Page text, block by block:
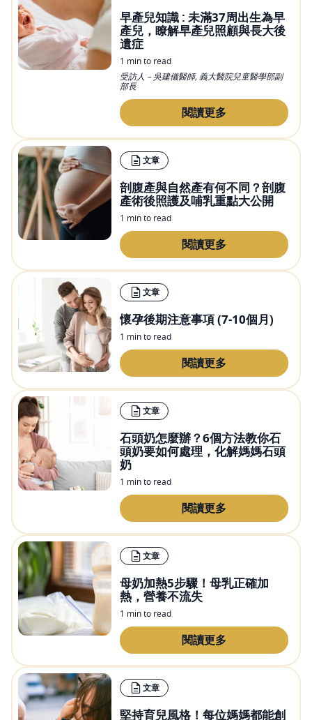
早產兒知識 : 未滿37周出生為早
產兒，瞭解早產兒照顧與長大後
遺症
受訪人 – 吳建儀醫師, 義大醫院兒童醫學部副
部長
1 min to read
閱讀更多
文章
剖腹產與自然產有何不同？剖腹
產術後照護及哺乳重點大公開
1 min to read
閱讀更多
文章
懷孕後期注意事項 (7-10個月)
1 min to read
閱讀更多
文章
石頭奶怎麼辦？6個方法教你石
頭奶要如何處理，化解媽媽石頭
奶
1 min to read
閱讀更多
文章
母奶加熱5步驟！母乳正確加
熱，營養不流失
1 min to read
閱讀更多
文章
堅持育兒風格！每位媽媽都能創